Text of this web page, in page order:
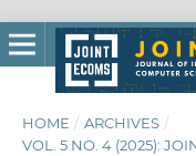
HOME / ARCHIVES /
VOL. 5 NO. 4 (2025):